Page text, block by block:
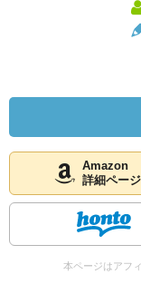
Amazon
詳細ペー
本ページはアフ